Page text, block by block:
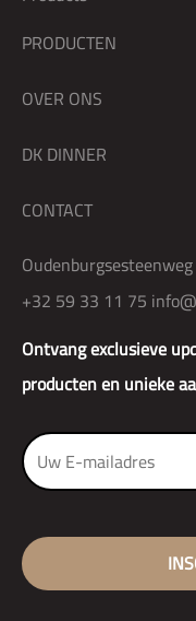
Ontvang exclusieve
producten en unieke
PRODUCTEN
OVER ONS
DK DINNER
CONTACT
+32 59 33 11 75